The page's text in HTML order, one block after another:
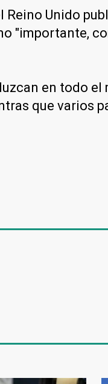
Unido
"importante,
en todo
que varios